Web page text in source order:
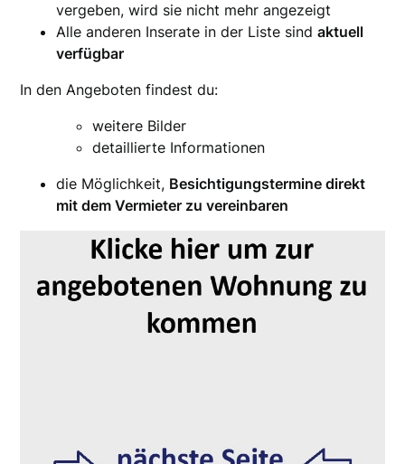
vergeben, wird sie nicht mehr angezeigt
Alle anderen Inserate in der Liste sindaktuell
verfügbar
In den Angeboten findest du:
weitere Bilder
detaillierte Informationen
die Möglichkeit, Besichtigungstermine direkt
mit dem Vermieter zu vereinbaren